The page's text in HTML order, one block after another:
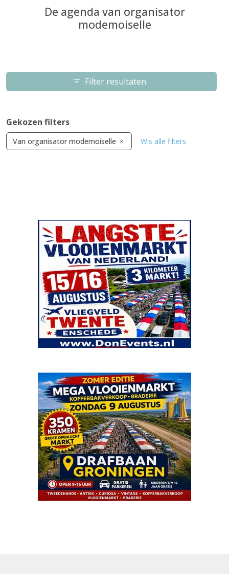
De agenda van organisator
modemoiselle
Filter resultaten
Gekozen filters
Van organisator modemoiselle Wis alle filters